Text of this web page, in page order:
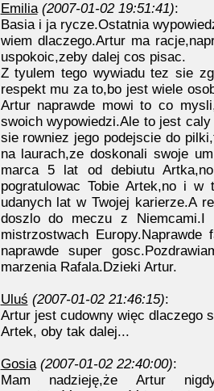
Emilia (2007-01-02 19:51:41):
Basia i ja rycze.Ostatnia
wiem dlaczego.Artur ma
uspokoic,zeby dalej cos pisac.
Z tyulem tego wywiadu tez sie
respekt mu za to,bo jest wiele
Artur naprawde mowi to co
swoich wypowiedzi.Ale to jest
sie rowniez jego podejscie do
na laurach,ze doskonali swoje
marca 5 lat od debiutu
pogratulowac Tobie Artek,no i
udanych lat w Twojej karierze.A
doszlo do meczu z Niemcami.I
mistrzostwach
naprawde super
marzenia Rafala.Dzieki Artur.
Uluś (2007-01-02 21:46:15):
Artur jest cudowny więc dlaczego
Artek, oby tak dalej...
Gosia (2007-01-02 22:40:00):
Mam nadzieję,że Artur